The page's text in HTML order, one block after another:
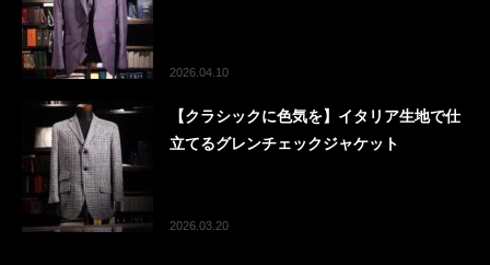
2026.04.10
【クラシックに色気を】イタリア生地で仕
立てるグレンチェックジャケット
2026.03.20